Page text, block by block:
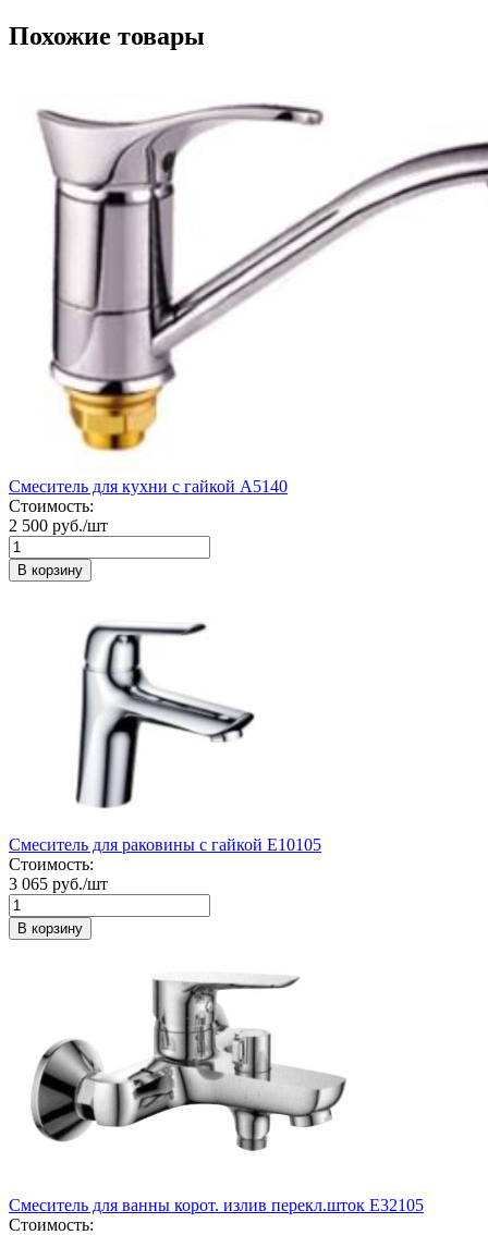
Похожие товары
Смеситель для кухни с гайкой A5140
Стоимость:
2 500 руб./шт
В корзину
Смеситель для раковины с гайкой Е10105
Стоимость:
3 065 руб./шт
В корзину
Смеситель для ванны корот. излив перекл.шток Е32105
Стоимость: